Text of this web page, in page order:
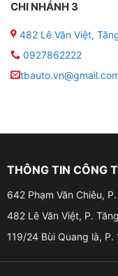
CHI NHÁNH 3
482 Lê Văn Việt,
0927862222
THÔNG TIN CÔNG
642 Phạm Văn Chiêu,
482 Lê Văn Việt, P.
119/24 Bùi Quang là, P.